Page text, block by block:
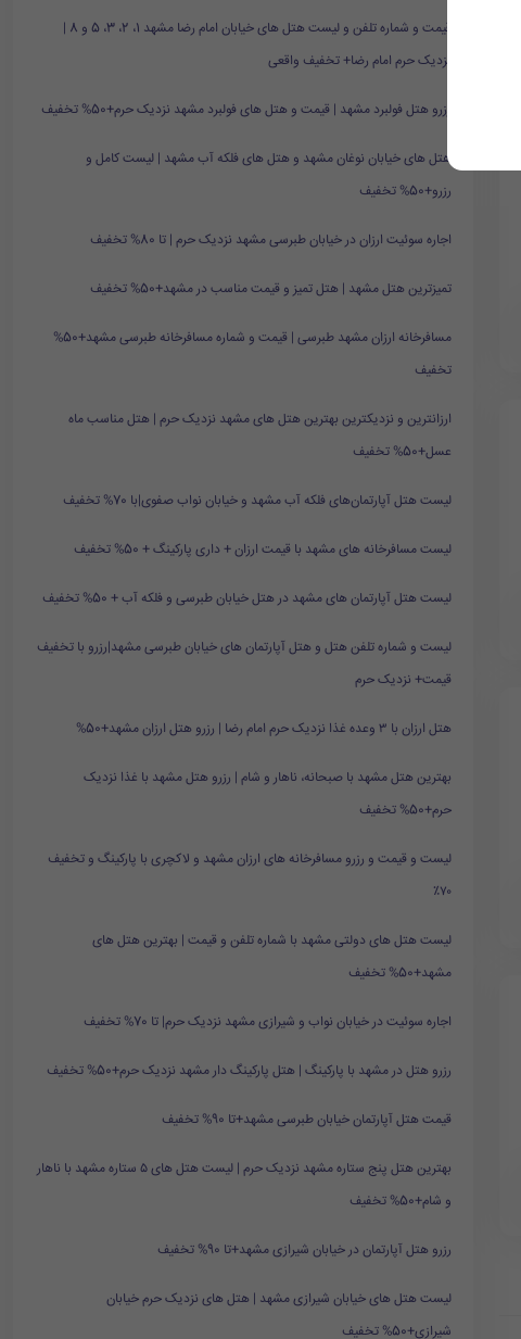
قیمت و شماره تلفن و لیست هتل های خیابان امام رضا مشهد 1، 2، 3، 5 و 8 |
نزدیک حرم امام رضا+ تخفیف واقعی
رزرو هتل فولبرد مشهد | قیمت و هتل های فولبرد مشهد نزدیک حرم+50% تخفیف
هتل های خیابان نوغان مشهد و هتل های فلکه آب مشهد | لیست کامل و
رزرو+50% تخفیف
اجاره سوئیت ارزان در خیابان طبرسی مشهد نزدیک حرم | تا 80% تخفیف
تمیزترین هتل مشهد | هتل تمیز و قیمت مناسب در مشهد+50% تخفیف
مسافرخانه ارزان مشهد طبرسی | قیمت و شماره مسافرخانه طبرسی مشهد+50%
تخفیف
ارزانترین و نزدیکترین بهترین هتل های مشهد نزدیک حرم | هتل مناسب ماه
عسل+50% تخفیف
لیست هتل آپارتمان‌های فلکه آب مشهد و خیابان نواب صفوی|با 70% تخفیف
لیست مسافرخانه های مشهد با قیمت ارزان + داری پارکینگ + 50% تخفیف
لیست هتل آپارتمان های مشهد در هتل خیابان طبرسی و فلکه آب + 50% تخفیف
لیست و شماره تلفن هتل و هتل آپارتمان های خیابان طبرسی مشهد|رزرو با تخفیف
قیمت+ نزدیک حرم
هتل ارزان با ۳ وعده غذا نزدیک حرم امام رضا | رزرو هتل ارزان مشهد+50%
بهترین هتل مشهد با صبحانه، ناهار و شام | رزرو هتل مشهد با غذا نزدیک
حرم+50% تخفیف
لیست و قیمت و رزرو مسافرخانه های ارزان مشهد و لاکچری با پارکینگ و تخفیف
۷۰٪
لیست هتل های دولتی مشهد با شماره تلفن و قیمت | بهترین هتل های
مشهد+50% تخفیف
اجاره سوئیت در خیابان نواب و شیرازی مشهد نزدیک حرم| تا 70% تخفیف
رزرو هتل در مشهد با پارکینگ | هتل پارکینگ دار مشهد نزدیک حرم+50% تخفیف
قیمت هتل آپارتمان خیابان طبرسی مشهد+تا 90% تخفیف
بهترین هتل پنج ستاره مشهد نزدیک حرم | لیست هتل های ۵ ستاره مشهد با ناهار
و شام+50% تخفیف
رزرو هتل آپارتمان در خیابان شیرازی مشهد+تا 90% تخفیف
لیست هتل های خیابان شیرازی مشهد | هتل های نزدیک حرم خیابان
شیرازی+50% تخفیف